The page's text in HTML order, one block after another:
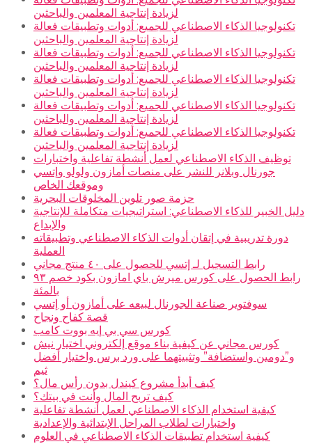
لزيادة إنتاجية المعلمين والباحثين
تكنولوجيا الذكاء الاصطناعي للجميع: أدوات وتطبيقات فعالة
لزيادة إنتاجية المعلمين والباحثين
تكنولوجيا الذكاء الاصطناعي للجميع: أدوات وتطبيقات فعالة
لزيادة إنتاجية المعلمين والباحثين
تكنولوجيا الذكاء الاصطناعي للجميع: أدوات وتطبيقات فعالة
لزيادة إنتاجية المعلمين والباحثين
تكنولوجيا الذكاء الاصطناعي للجميع: أدوات وتطبيقات فعالة
لزيادة إنتاجية المعلمين والباحثين
تكنولوجيا الذكاء الاصطناعي للجميع: أدوات وتطبيقات فعالة
لزيادة إنتاجية المعلمين والباحثين
توظيف الذكاء الاصطناعي لعمل أنشطة تفاعلية واختبارات
جورنال وبلانر للنشر على منصات أمازون ولولو وإتسي
وموقعك الخاص
حزمة صور تلوين المخلوقات البحرية
دليل الخبير للذكاء الاصطناعي: استراتيجيات متكاملة للإنتاجية
والإبداع
دورة تدريبية في إتقان أدوات الذكاء الاصطناعي وتطبيقاته
العملية
رابط التسجيل لـ إتسي للحصول على ٤٠ منتج مجاني
رابط الحصول على كورس ميرش باي امازون بكود خصم ٩٣
بالمئة
سوفتوير صناعة الجورنال لبيعه على أمازون أو إتسي
قصة كفاح ونجاح
كورس سي بي إيه بووت كامب
كورس مجاني عن كيفية بناء موقع إلكتروني اختيار نيش
و”دومين واستضافة” وتثبيتهما على ورد برس واختيار أفضل
ثيم
كيف أبدأ مشروع كيندل بدون رأس مال؟
كيف تربح المال وأنت في بيتك؟
كيفية استخدام الذكاء الاصطناعي لعمل أنشطة تفاعلية
واختبارات لطلاب المراحل الإبتدائية والإعدادية
كيفية استخدام تطبيقات الذكاء الاصطناعي في العلوم